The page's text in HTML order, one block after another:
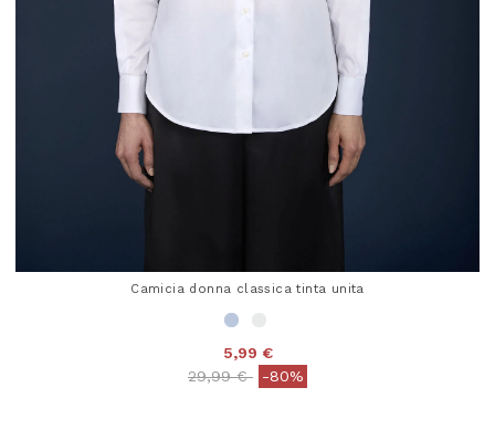
Camicia donna classica tinta unita
5,99 €
Price reduced from
29,99 €to-80%